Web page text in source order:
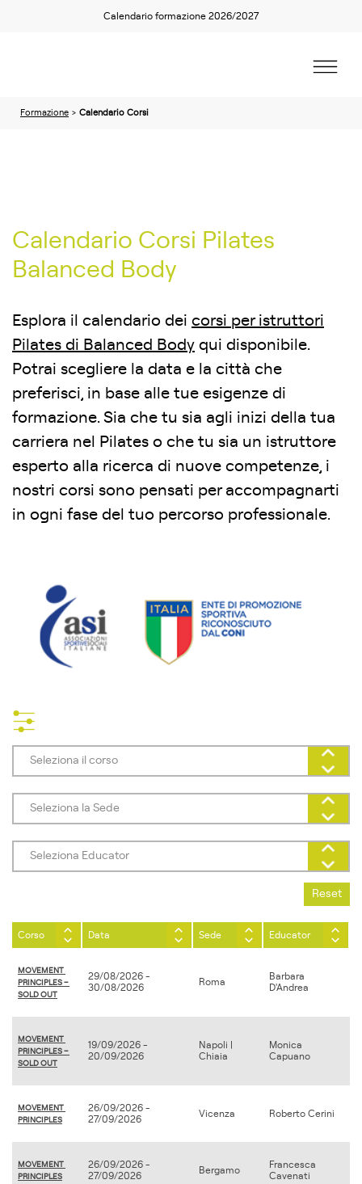
Calendario formazione 2026/2027
Formazione > Calendario Corsi
Calendario Corsi Pilates
Balanced Body
Corso Data Sede Educator
MOVEMENT
PRINCIPLES –
SOLD OUT
29/08/2026 -
30/08/2026
Roma
Barbara
D'Andrea
MOVEMENT
PRINCIPLES –
SOLD OUT
19/09/2026 -
20/09/2026
Napoli |
Chiaia
Monica
Capuano
MOVEMENT
PRINCIPLES
26/09/2026 -
27/09/2026
Vicenza Roberto Cerini
MOVEMENT
PRINCIPLES
26/09/2026 -
27/09/2026
Bergamo
Francesca
Cavenati
Esplora il calendario dei corsi per istruttori
Pilates di Balanced Body qui disponibile.
Potrai scegliere la data e la città che
preferisci, in base alle tue esigenze di
formazione. Sia che tu sia agli inizi della tua
carriera nel Pilates o che tu sia un istruttore
esperto alla ricerca di nuove competenze, i
nostri corsi sono pensati per accompagnarti
in ogni fase del tuo percorso professionale.